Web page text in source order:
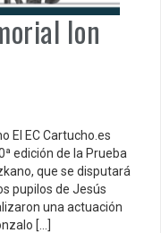
Ion
El EC Cartucho.es
edición de la Prueba
que se disputará
pupilos de Jesús
una actuación
[…]